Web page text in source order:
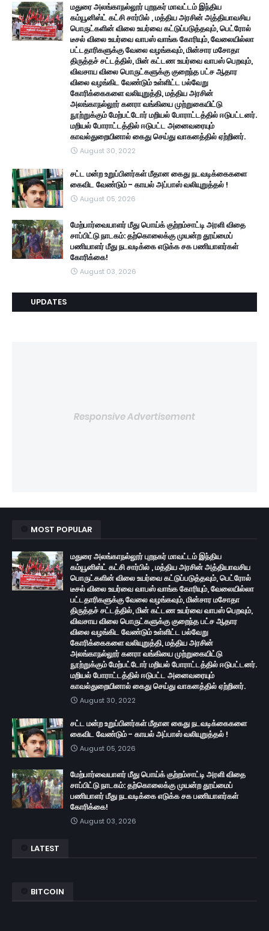
மதுரை அலங்காநல்லூர் புறநகர் மாவட்டம் இந்திய
கம்யூனிஸ்ட் கட்சி சார்பில் , மத்திய அரசின் அத்தியாவசிய
பொருட்களின் விலை உயர்வை கட்டுப்படுத்தவும், பெட்ரோல்
டீசல் விலை உயர்வை வாபஸ் வாங்க கோரியும், வேலையில்லா
பட்டதாரிகளுக்கு வேலை வழங்கவும், மின்சார மசோதா
திருத்தச் சட்டத்தில், மின் கட்டண உயர்வை வாபஸ் பெறவும்,
விவசாய விலை பொருட்களுக்கு குறைந்த பட்ச ஆதார
விலை வழங்கிட வேண்டும் உள்ளிட்ட பல்வேறு
கோரிக்கைகளை வலியுறுத்தி, மத்திய அரசின்
அலங்காநல்லூர் கனரா வங்கியை முற்றுகையிட்டு
நூற்றுக்கும் மேற்பட்டோர் மறியல் போராட்டத்தில் ஈடுபட்டனர்.
மறியல் போராட்டத்தில் ஈடுபட்ட அனைவரையும்
காவல்துறையினால் கைது செய்து வாகனத்தில் ஏற்றினர்.
August 30, 2022
சட்ட மன்ற உறுப்பினர்கள் மீதான கைது நடவடிக்கைகளை
கைவிட வேண்டும் - காயல் அப்பாஸ் வலியுறுத்தல் !
August 05, 2026
மேற்பார்வையாளர் மீது பொய்க் குற்றம்சாட்டி அரளி விதை
சாப்பிட்டு நாடகம்: தற்கொலைக்கு முயன்ற தூய்மைப்
பணியாளர் மீது நடவடிக்கை எடுக்க சக பணியாளர்கள்
கோரிக்கை!
August 03, 2026
UPDATES
Responsive Advertisement
MOST POPULAR
மதுரை அலங்காநல்லூர் புறநகர் மாவட்டம் இந்திய
கம்யூனிஸ்ட் கட்சி சார்பில் , மத்திய அரசின் அத்தியாவசிய
பொருட்களின் விலை உயர்வை கட்டுப்படுத்தவும், பெட்ரோல்
டீசல் விலை உயர்வை வாபஸ் வாங்க கோரியும், வேலையில்லா
பட்டதாரிகளுக்கு வேலை வழங்கவும், மின்சார மசோதா
திருத்தச் சட்டத்தில், மின் கட்டண உயர்வை வாபஸ் பெறவும்,
விவசாய விலை பொருட்களுக்கு குறைந்த பட்ச ஆதார
விலை வழங்கிட வேண்டும் உள்ளிட்ட பல்வேறு
கோரிக்கைகளை வலியுறுத்தி, மத்திய அரசின்
அலங்காநல்லூர் கனரா வங்கியை முற்றுகையிட்டு
நூற்றுக்கும் மேற்பட்டோர் மறியல் போராட்டத்தில் ஈடுபட்டனர்.
மறியல் போராட்டத்தில் ஈடுபட்ட அனைவரையும்
காவல்துறையினால் கைது செய்து வாகனத்தில் ஏற்றினர்.
August 30, 2022
சட்ட மன்ற உறுப்பினர்கள் மீதான கைது நடவடிக்கைகளை
கைவிட வேண்டும் - காயல் அப்பாஸ் வலியுறுத்தல் !
August 05, 2026
மேற்பார்வையாளர் மீது பொய்க் குற்றம்சாட்டி அரளி விதை
சாப்பிட்டு நாடகம்: தற்கொலைக்கு முயன்ற தூய்மைப்
பணியாளர் மீது நடவடிக்கை எடுக்க சக பணியாளர்கள்
கோரிக்கை!
August 03, 2026
LATEST
BITCOIN